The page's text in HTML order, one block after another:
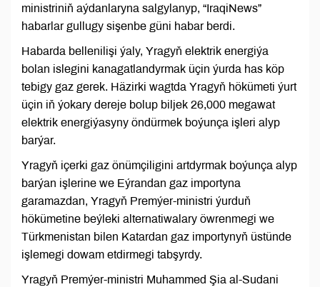
ministriniň aýdanlaryna salgylanyp, “IraqiNews”
habarlar gullugy sişenbe güni habar berdi.
Habarda bellenilişi ýaly, Yragyň elektrik energiýa
bolan islegini kanagatlandyrmak üçin ýurda has köp
tebigy gaz gerek. Häzirki wagtda Yragyň hökümeti ýurt
üçin iň ýokary dereje bolup biljek 26,000 megawat
elektrik energiýasyny öndürmek boýunça işleri alyp
barýar.
Yragyň içerki gaz önümçiligini artdyrmak boýunça alyp
barýan işlerine we Eýrandan gaz importyna
garamazdan, Yragyň Premýer-ministri ýurduň
hökümetine beýleki alternatiwalary öwrenmegi we
Türkmenistan bilen Katardan gaz importynyň üstünde
işlemegi dowam etdirmegi tabşyrdy.
Yragyň Premýer-ministri Muhammed Şia al-Sudani